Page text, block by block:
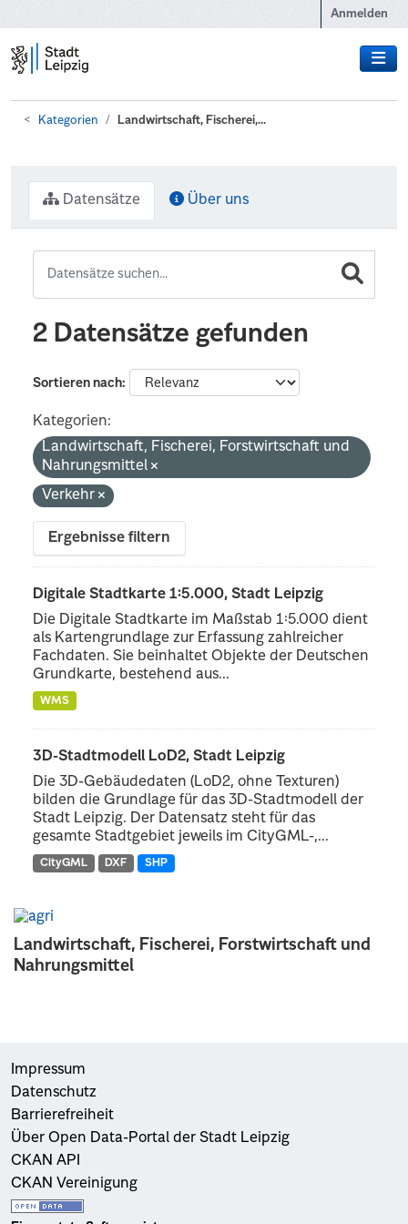
Anmelden
Kategorien Landwirtschaft, Fischerei,...
Landwirtschaft, Fischerei, Forstwirtschaft und
Nahrungsmittel
Datensätze Über uns
2 Datensätze gefunden
Sortieren nach
Kategorien:
Landwirtschaft, Fischerei, Forstwirtschaft und
Nahrungsmittel
Verkehr
Ergebnisse filtern
Digitale Stadtkarte 1:5.000, Stadt Leipzig
Die Digitale Stadtkarte im Maßstab 1:5.000 dient
als Kartengrundlage zur Erfassung zahlreicher
Fachdaten. Sie beinhaltet Objekte der Deutschen
Grundkarte, bestehend aus...
WMS
3D-Stadtmodell LoD2, Stadt Leipzig
Die 3D-Gebäudedaten (LoD2, ohne Texturen)
bilden die Grundlage für das 3D-Stadtmodell der
Stadt Leipzig. Der Datensatz steht für das
gesamte Stadtgebiet jeweils im CityGML-,...
CityGML DXF SHP
Impressum
Datenschutz
Barrierefreiheit
Über Open Data-Portal der Stadt Leipzig
CKAN API
CKAN Vereinigung